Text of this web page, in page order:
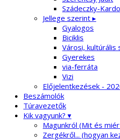
Szádeczky-
Jellege szerint ▸
Gyalogos
Biciklis
Városi, kultúrális
Gyerekes
via-ferráta
Vizi
Előjelentkezések -
Beszámolók
Túravezetők
Kik vagyunk? ▾
Magunkról (Mit és
Zergékről... (hogyan